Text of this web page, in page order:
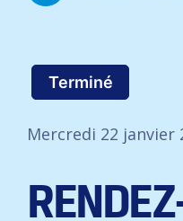
Terminé
Mercredi 22 janvier